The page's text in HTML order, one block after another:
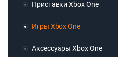
Приставки Xbox One
Игры Xbox One
Аксессуары Xbox One